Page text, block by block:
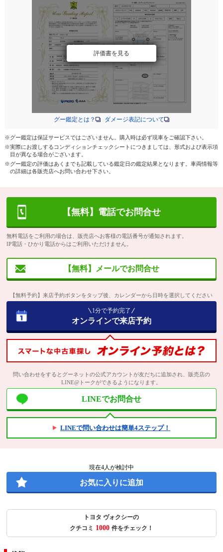
評価書を見る
グー鑑定とは？ ダメージ表記について
※グー鑑定は保証サービスではございません。購入時は必ず現車をご確認下さい。
※実際にお渡しするコンディションチェックシートにつきましては、形式および表示項
目が異なる場合がございます。
※グー鑑定の評価はあくまでも記載している鑑定日の鑑定結果となります。車両情報等
の詳細は各販売店へお問い合わせ下さい。
【無料】電話でお問合せ
無料電話をご利用の場合は、販売店へお客様の電話番号が通知されます。
IP電話・ひかり電話からはご利用いただけません。
【無料】メールでお問合せ
【無料予約】来店予約ボタンをタップ後、カレンダーから日時を選択してください
1分で予約完了
オンラインで来店予約
問い合わせをするとグーネットの公式アカウントが友だちに追加され、販売店の
LINE@トークができるようになります。
LINEでお問合せ
LINEで問い合わせは簡単4ステップ！
現在4人が検討中
お気に入りに追加
トヨタ ヴォクシーの
クチコミ 1000 件をチェック！